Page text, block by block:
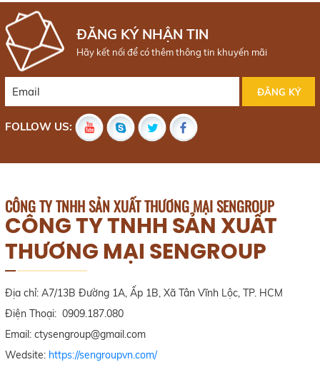
ĐĂNG KÝ NHẬN TIN
Hãy kết nối để có thêm thông tin khuyến mãi
FOLLOW US:
CÔNG TY TNHH SẢN XUẤT THƯƠNG MẠI SENGROUP
CÔNG TY TNHH SẢN XUẤT
THƯƠNG MẠI SENGROUP
Địa chỉ: A7/13B Đường 1A, Ấp 1B, Xã Tân Vĩnh Lộc, TP. HCM
Điện Thoại: 0909.187.080
Email: ctysengroup@gmail.com
Wedsite: https://sengroupvn.com/